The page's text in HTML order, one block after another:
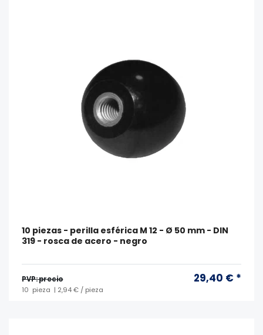
10 piezas - perilla esférica M 12 - Ø 50 mm - DIN
319 - rosca de acero - negro
PVP: precio 29,40 € *
10 pieza | 2,94 € / pieza